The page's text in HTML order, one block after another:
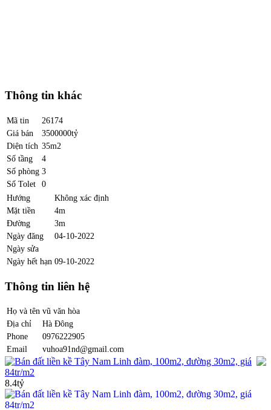
Thông tin khác
Mã tin
26174
Giá bán
3500000tỷ
Diện tích 35m2
Số tầng
4
Số phòng 3
Số Tolet
0
Hướng
Không xác định
Mặt tiền
4m
Đường
3m
Ngày đăng
04-10-2022
Ngày sửa
Ngày hết hạn 09-10-2022
Thông tin liên hệ
Họ và tên vũ văn hòa
Địa chỉ
Hà Đông
Phone
0976222905
Email
vuhoa91nd@gmail.com
Bán đất liền kề Tây Nam Linh đàm, 100m2, đường 30m2, giá
84tr/m2
8.4tỷ